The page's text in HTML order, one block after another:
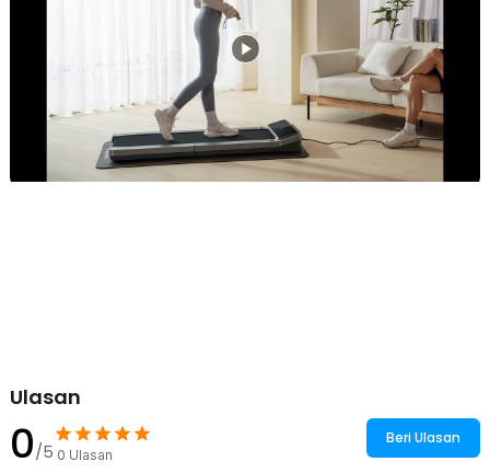
Ulasan
0/5 0 Ulasan
Beri Ulasan